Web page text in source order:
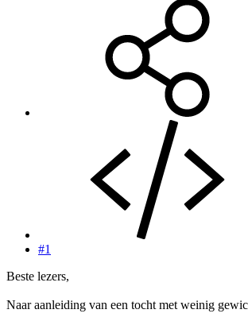
#1
Beste lezers,
Naar aanleiding van een tocht met weinig